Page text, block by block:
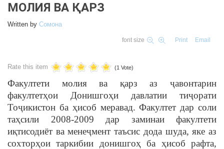
МОЛИЯ ВА ҚАРЗ
Written by Cомона
font size Print Email
Rate this item (1 Vote)
Факултети молия ва қарз аз ҷавонтарин
факултетҳои Донишгоҳи давлатии тиҷорати
Тоҷикистон ба ҳисоб меравад. Факултет дар соли
таҳсили 2008-2009 дар заминаи факултети
иқтисодиёт ва менеҷмент таъсис дода шуда, яке аз
сохторҳои таркибии донишгоҳ ба ҳисоб рафта,